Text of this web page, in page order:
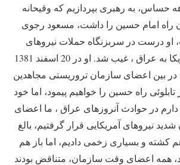
حساس، به رهبری بپردازیم که وقیحانه
راه امام حسین را داشت، مسعود رجوی
او درست در سربزنگاه حملات نیروهای
ائتلاف به رهبری آمریکا به عراق ، غیب شد. او در 20 اسفند 1381
بین اعضای سازمان تروریستی مجاهدین
راه حسین را خواهیم پیمود، اما خود
در حوادث آنروزهای عراق ، ما اعضای
نیروهای آمریکایی قرار گرفتیم، بالغ
کشته و بسیاری زخمی دادیم، اما باز هم
همه اعضای وقت سازمان، متناقض بودند